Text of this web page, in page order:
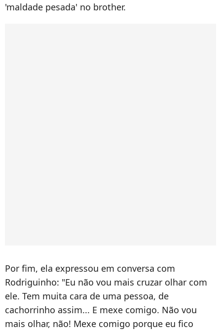
'maldade pesada' no brother.
Por fim, ela expressou em conversa com
Rodriguinho: "Eu não vou mais cruzar olhar com
ele. Tem muita cara de uma pessoa, de
cachorrinho assim... E mexe comigo. Não vou
mais olhar, não! Mexe comigo porque eu fico